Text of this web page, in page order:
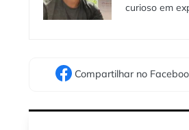
curioso em
Compartilhar no